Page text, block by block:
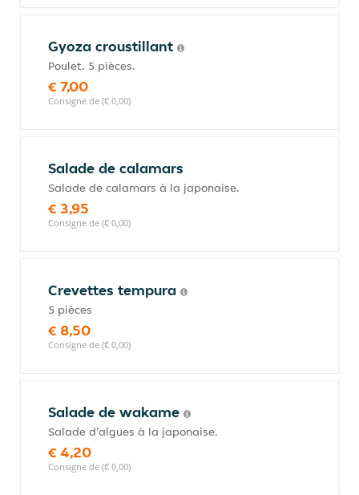
Gyoza croustillant
Poulet. 5 pièces.
€ 7,00
Consigne de (€ 0,00)
Salade de calamars
Salade de calamars à la japonaise.
€ 3,95
Consigne de (€ 0,00)
Crevettes tempura
5 pièces
€ 8,50
Consigne de (€ 0,00)
Salade de wakame
Salade d'algues à la japonaise.
€ 4,20
Consigne de (€ 0,00)